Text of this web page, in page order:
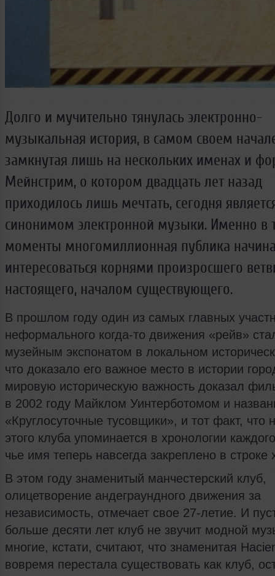
Долго и мучительно тянулась электронно-
музыкальная история, в самом своем
замкнутая лишь на нескольких именах и
Мейнстрим, о котором двадцать лет назад
приходилось лишь мечтать, сегодня
синонимом электронной музыки. Именно в
моменты многомиллионная публика
интересоваться корнями произросшего
настоящего, началом существующего.
В прошлом году один из самых главных
неформального когда-то движения «рейв»
музейным экспонатом в локальном
что доказало его важное место в истории
мировую историческую важность доказал
в 2002 году Майклом Уинтерботомом и
«Круглосуточные тусовщики», и тот факт, что
этого клуба упоминается в хронологии
чье имя теперь навсегда закреплено в строке
В этом году знаменитый манчестерский клуб,
олицетворение андеграундного движения за
независимость, отмечает свое 27-летие. И
больше десяти лет клуб не звучит модной
многие, кстати, считают, что знаменитая
вовремя перестала существовать как клуб,